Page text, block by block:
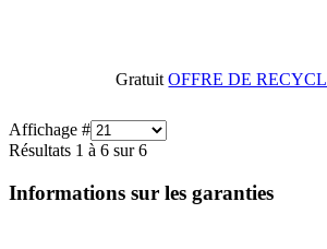
Gratuit OFFRE DE
Affichage #
Résultats 1 à 6 sur 6
Informations sur les garanties